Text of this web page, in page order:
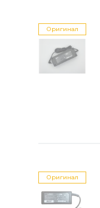
Оригинал
Оригинал